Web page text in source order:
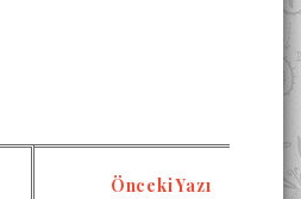
Önceki Yazı